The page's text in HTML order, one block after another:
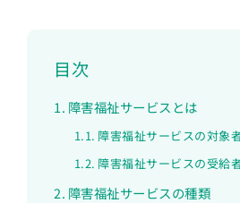
目次
障害福祉サービスとは
障害福祉サービスの対象
障害福祉サービスの受給
障害福祉サービスの種類